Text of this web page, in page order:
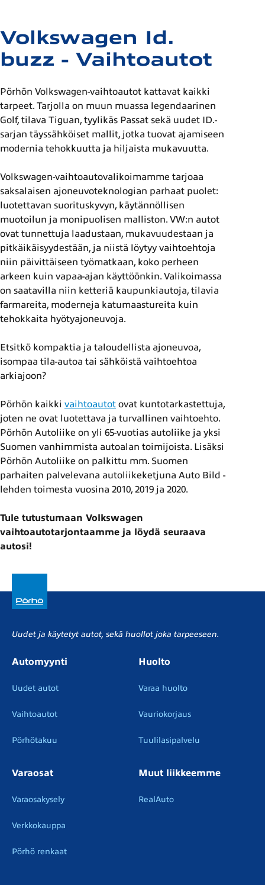
Volkswagen Id.
buzz - Vaihtoautot
Pörhön Volkswagen-vaihtoautot kattavat kaikki
tarpeet. Tarjolla on muun muassa legendaarinen
Golf, tilava Tiguan, tyylikäs Passat sekä uudet ID.-
sarjan täyssähköiset mallit, jotka tuovat ajamiseen
modernia tehokkuutta ja hiljaista mukavuutta.
Volkswagen-vaihtoautovalikoimamme tarjoaa
saksalaisen ajoneuvoteknologian parhaat puolet:
luotettavan suorituskyvyn, käytännöllisen
muotoilun ja monipuolisen malliston. VW:n autot
ovat tunnettuja laadustaan, mukavuudestaan ja
pitkäikäisyydestään, ja niistä löytyy vaihtoehtoja
niin päivittäiseen työmatkaan, koko perheen
arkeen kuin vapaa-ajan käyttöönkin. Valikoimassa
on saatavilla niin ketteriä kaupunkiautoja, tilavia
farmareita, moderneja katumaastureita kuin
tehokkaita hyötyajoneuvoja.
Etsitkö kompaktia ja taloudellista ajoneuvoa,
isompaa tila-autoa tai sähköistä vaihtoehtoa
arkiajoon?
Pörhön kaikki vaihtoautot ovat kuntotarkastettuja,
joten ne ovat luotettava ja turvallinen vaihtoehto.
Pörhön Autoliike on yli 65-vuotias autoliike ja yksi
Suomen vanhimmista autoalan toimijoista. Lisäksi
Pörhön Autoliike on palkittu mm. Suomen
parhaiten palvelevana autoliikeketjuna Auto Bild -
lehden toimesta vuosina 2010, 2019 ja 2020.
Tule tutustumaan Volkswagen
vaihtoautotarjontaamme ja löydä seuraava
autosi!
Uudet ja käytetyt autot, sekä huollot joka tarpeeseen.
Automyynti
Uudet autot
Vaihtoautot
Pörhötakuu
Huolto
Varaa huolto
Vauriokorjaus
Tuulilasipalvelu
Varaosat
Varaosakysely
Verkkokauppa
Pörhö renkaat
Muut liikkeemme
RealAuto